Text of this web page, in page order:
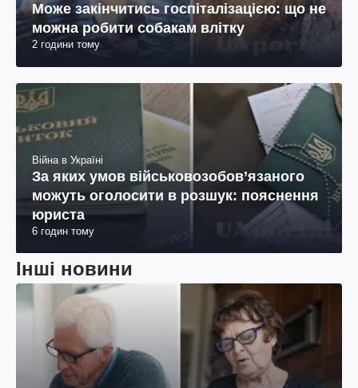
Може закінчитись госпіталізацією: що не
можна робити собакам влітку
2 години тому
Війна в Україні
За яких умов військовозобов’язаного
можуть оголосити в розшук: пояснення
юриста
6 годин тому
Інші новини